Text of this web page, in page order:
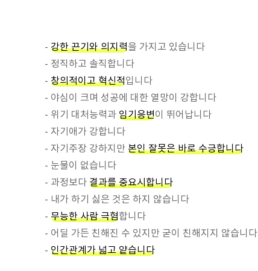
- 강한 끈기와 의지력을 가지고 있습니다
- 정직하고 솔직합니다
- 창의적이고 혁신적입니다
- 야심이 크며 성공에 대한 열망이 강합니다
- 위기 대처능력과 임기응변이 뛰어납니다
- 자기애가 강합니다
- 자기주장 강하지만 본인 잘못은 바로 수긍합니다
- 눈물이 없습니다
- 과정보다 결과를 중요시합니다
- 내가 하기 싫은 것은 하지 않습니다
- 무능한 사람 극혐합니다
- 어딜 가든 친해진 수 있지만 굳이 친해지지 않습니다
- 인간관계가 넓고 얕습니다